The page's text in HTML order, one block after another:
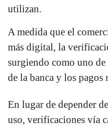
utilizan.
A medida que el
más digital, la
surgiendo como uno
de la banca y los pagos
En lugar de depender
uso, verificaciones vía